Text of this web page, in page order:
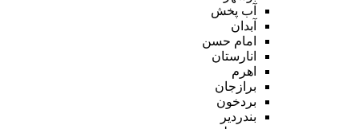
آب پخش
آبدان
امام حسن
انارستان
اهرم
برازجان
بردخون
بندردیر